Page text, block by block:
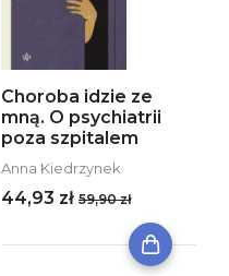
Choroba idzie ze
mną. O psychiatrii
poza szpitalem
Anna Kiedrzynek
44,93 zł 59,90 zł